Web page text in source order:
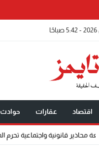
اقتصاد عقارات حوادث